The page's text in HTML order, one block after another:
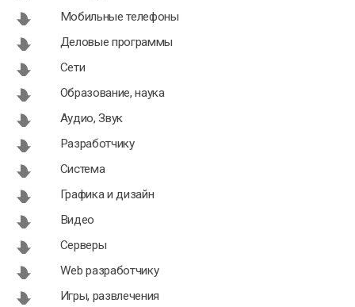
Мобильные телефоны
Деловые программы
Сети
Образование, наука
Аудио, Звук
Разработчику
Система
Графика и дизайн
Видео
Серверы
Web разработчику
Игры, развлечения